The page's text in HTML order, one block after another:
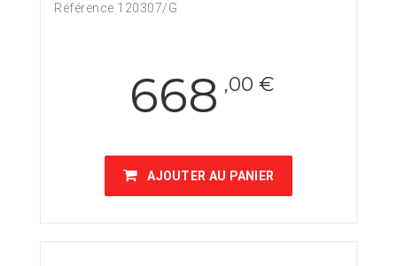
Référence 120307/G
668 ,00 €
AJOUTER AU PANIER